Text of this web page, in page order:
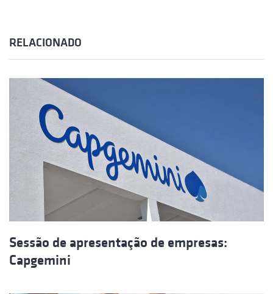
RELACIONADO
Sessão de apresentação de empresas:
Capgemini